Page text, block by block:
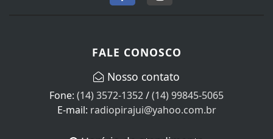
(14) 3572-1352/(14) 99845-5065
E-mail:radiopirajui@yahoo.com.br